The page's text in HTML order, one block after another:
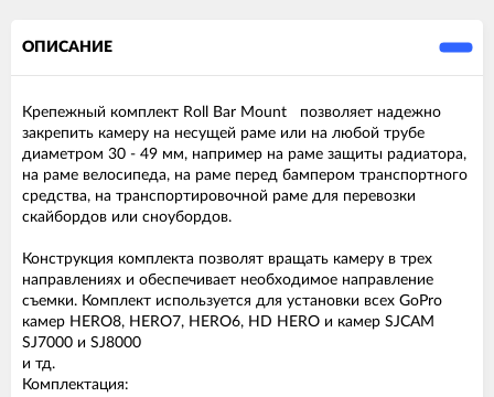
ОПИСАНИЕ
Крепежный комплект Roll Bar Mount позволяет надежно
закрепить камеру на несущей раме или на любой трубе
диаметром 30 - 49 мм, например на раме защиты радиатора,
на раме велосипеда, на раме перед бампером транспортного
средства, на транспортировочной раме для перевозки
скайбордов или сноубордов.
Конструкция комплекта позволят вращать камеру в трех
направлениях и обеспечивает необходимое направление
съемки. Комплект используется для установки всех GoPro
камер HERO8, HERO7, HERO6, HD HERO и камер SJCAM
SJ7000 и SJ8000
и тд.
Комплектация: